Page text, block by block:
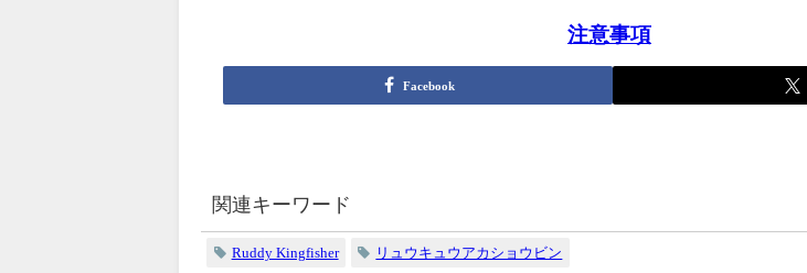
注意事項
Facebook
関連キーワード
Ruddy Kingfisher リュウキュウアカショウビン